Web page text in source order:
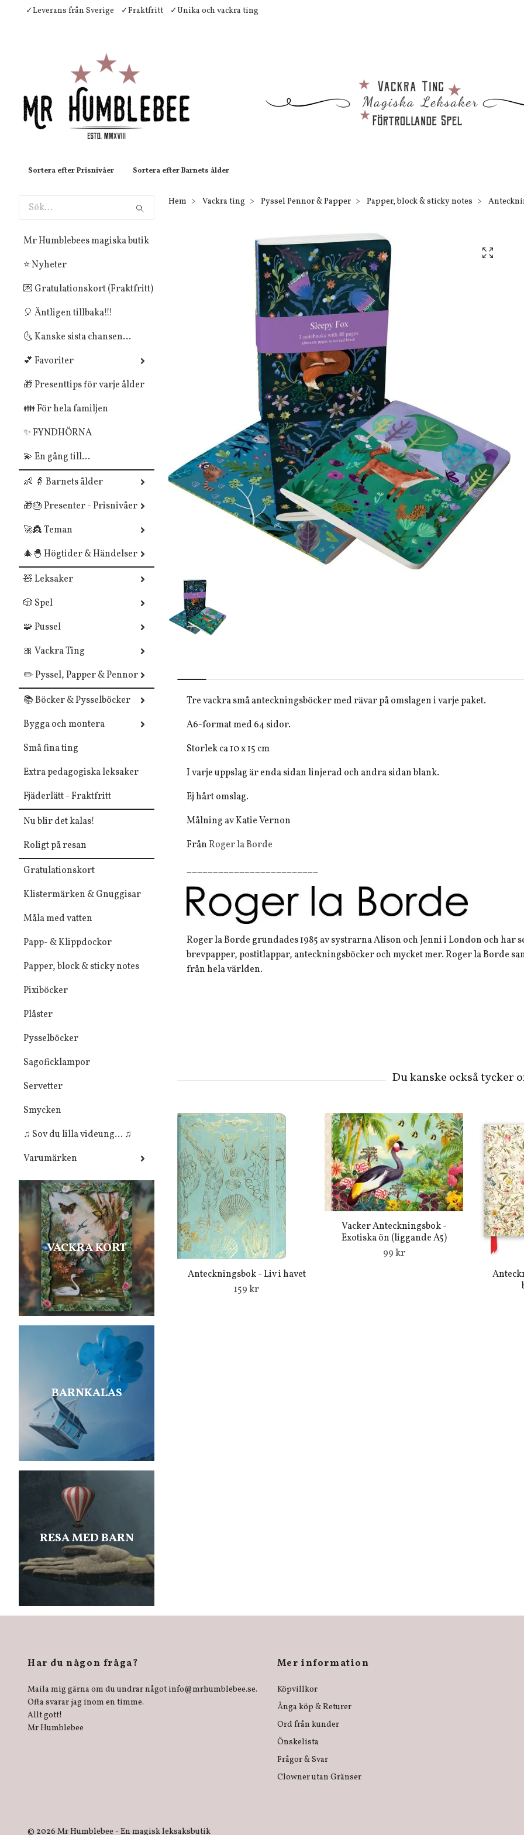
✓Leverans från Sverige ✓Fraktfritt ✓Unika och vackra ting
Sortera efter Prisnivåer Sortera efter Barnets ålder
Mr Humblebees magiska butik
⭐ Nyheter
💌 Gratulationskort (Fraktfritt)
🎈 Äntligen tillbaka!!!
🌜 Kanske sista chansen...
💕 Favoriter
🎁 Presenttips för varje ålder
👪 För hela familjen
✨ FYNDHÖRNA
💫 En gång till...
👶 👵 Barnets ålder
🎁🎂 Presenter - Prisnivåer
🚀👸 Teman
🎄🐣 Högtider & Händelser
🧸 Leksaker
🎲 Spel
🧩 Pussel
🎀 Vackra Ting
✏️ Pyssel, Papper & Pennor
📚 Böcker & Pysselböcker
Bygga och montera
Små fina ting
Extra pedagogiska leksaker
Fjäderlätt - Fraktfritt
Nu blir det kalas!
Roligt på resan
Gratulationskort
Klistermärken & Gnuggisar
Måla med vatten
Papp- & Klippdockor
Papper, block & sticky notes
Pixiböcker
Plåster
Pysselböcker
Sagoficklampor
Servetter
Smycken
♫ Sov du lilla videung... ♫
Varumärken
VACKRA KORT
BARNKALAS
RESA MED BARN
Hem Vackra ting Pyssel Pennor & Papper Papper, block & sticky notes
Tre vackra små anteckningsböcker med rävar på omslagen i varje paket.
A6-format med 64 sidor.
Storlek ca 10 x 15 cm
I varje uppslag är enda sidan linjerad och andra sidan blank.
Ej hårt omslag.
Målning av Katie Vernon
FrånRoger la Borde
Roger la Borde grundades 1985 av systrarna Alison och Jenni i London och
brevpapper, postitlappar, anteckningsböcker och mycket mer. Roger la Borde
från hela världen.
Anteckningsbok - Liv i havet
159 kr
Vacker Anteckningsbok -
Exotiska ön (liggande A5)
99 kr
Har du någon fråga?
Maila mig gärna om du undrar något info@mrhumblebee.se.
Ofta svarar jag inom en timme.
Allt gott!
Mr Humblebee
Mer information
Köpvillkor
Ånga köp & Returer
Ord från kunder
Önskelista
Frågor & Svar
Clowner utan Gränser
© 2026 Mr Humblebee - En magisk leksaksbutik